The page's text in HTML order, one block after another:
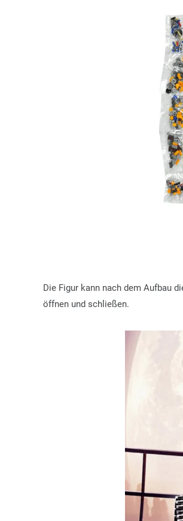
Die Figur kann nach dem Aufbau
öffnen und schließen.